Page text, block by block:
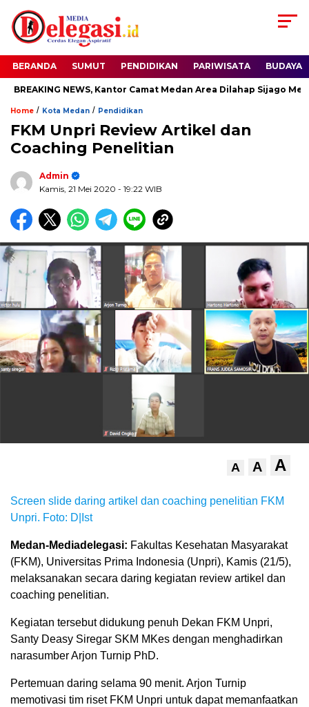
BERANDA SUMUT PENDIDIKAN PARIWISATA BUDAYA
NEWS, Kantor Camat Medan Area Dilahap Sijago Merah
Home / Kota Medan / Pendidikan
FKM Unpri Review Artikel dan
Coaching Penelitian
Admin
Kamis, 21 Mei 2020 - 19:22 WIB
A A A
Screen slide daring artikel dan coaching penelitian FKM
Unpri. Foto: D|Ist
Medan-Mediadelegasi: Fakultas Kesehatan Masyarakat
(FKM), Universitas Prima Indonesia (Unpri), Kamis (21/5),
melaksanakan secara daring kegiatan review artikel dan
coaching penelitian.
Kegiatan tersebut didukung penuh Dekan FKM Unpri,
Santy Deasy Siregar SKM MKes dengan menghadirkan
narasumber Arjon Turnip PhD.
Pertemuan daring selama 90 menit. Arjon Turnip
memotivasi tim riset FKM Unpri untuk dapat memanfaatkan